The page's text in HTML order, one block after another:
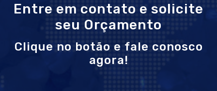
Entre em contato e solicite
seu Orçamento
Clique no botão e fale conosco
agora!